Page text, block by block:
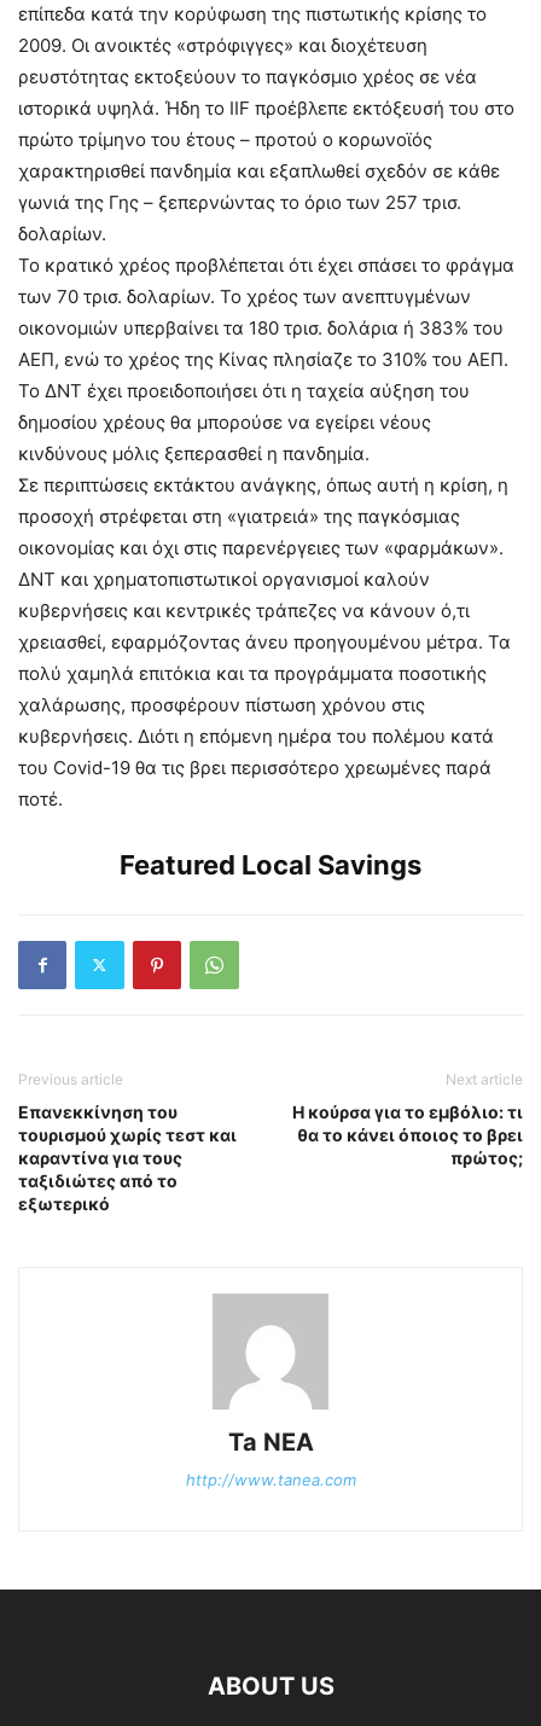
επίπεδα κατά την κορύφωση της πιστωτικής κρίσης το
2009. Οι ανοικτές «στρόφιγγες» και διοχέτευση
ρευστότητας εκτοξεύουν το παγκόσμιο χρέος σε νέα
ιστορικά υψηλά. Ήδη το IIF προέβλεπε εκτόξευσή του στο
πρώτο τρίμηνο του έτους – προτού ο κορωνοϊός
χαρακτηρισθεί πανδημία και εξαπλωθεί σχεδόν σε κάθε
γωνιά της Γης – ξεπερνώντας το όριο των 257 τρισ.
δολαρίων.
Το κρατικό χρέος προβλέπεται ότι έχει σπάσει το φράγμα
των 70 τρισ. δολαρίων. Το χρέος των ανεπτυγμένων
οικονομιών υπερβαίνει τα 180 τρισ. δολάρια ή 383% του
ΑΕΠ, ενώ το χρέος της Κίνας πλησίαζε το 310% του ΑΕΠ.
Το ΔΝΤ έχει προειδοποιήσει ότι η ταχεία αύξηση του
δημοσίου χρέους θα μπορούσε να εγείρει νέους
κινδύνους μόλις ξεπερασθεί η πανδημία.
Σε περιπτώσεις εκτάκτου ανάγκης, όπως αυτή η κρίση, η
προσοχή στρέφεται στη «γιατρειά» της παγκόσμιας
οικονομίας και όχι στις παρενέργειες των «φαρμάκων».
ΔΝΤ και χρηματοπιστωτικοί οργανισμοί καλούν
κυβερνήσεις και κεντρικές τράπεζες να κάνουν ό,τι
χρειασθεί, εφαρμόζοντας άνευ προηγουμένου μέτρα. Τα
πολύ χαμηλά επιτόκια και τα προγράμματα ποσοτικής
χαλάρωσης, προσφέρουν πίστωση χρόνου στις
κυβερνήσεις. Διότι η επόμενη ημέρα του πολέμου κατά
του Covid-19 θα τις βρει περισσότερο χρεωμένες παρά
ποτέ.
Featured Local Savings
Previous article
Επανεκκίνηση του
τουρισμού χωρίς τεστ και
καραντίνα για τους
ταξιδιώτες από το
εξωτερικό
Next article
Η κούρσα για το εμβόλιο: τι
θα το κάνει όποιος το βρει
πρώτος;
Ta NEA
http://www.tanea.com
ABOUT US